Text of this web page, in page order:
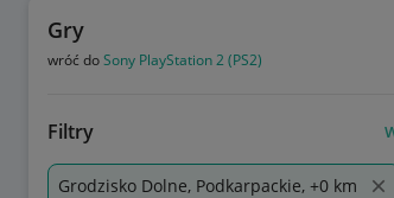
Gry
wróć doSony PlayStation 2 (PS2)
Filtry
Grodzisko Dolne, Podkarpackie, +0 km